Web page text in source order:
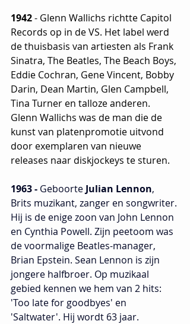
1942 - Glenn Wallichs richtte Capitol
Records op in de VS. Het label werd
de thuisbasis van artiesten als Frank
Sinatra, The Beatles, The Beach Boys,
Eddie Cochran, Gene Vincent, Bobby
Darin, Dean Martin, Glen Campbell,
Tina Turner en talloze anderen.
Glenn Wallichs was de man die de
kunst van platenpromotie uitvond
door exemplaren van nieuwe
releases naar diskjockeys te sturen.
1963 - Geboorte Julian Lennon,
Brits muzikant, zanger en songwriter.
Hij is de enige zoon van John Lennon
en Cynthia Powell. Zijn peetoom was
de voormalige Beatles-manager,
Brian Epstein. Sean Lennon is zijn
jongere halfbroer. Op muzikaal
gebied kennen we hem van 2 hits:
'Too late for goodbyes' en
'Saltwater'. Hij wordt 63 jaar.